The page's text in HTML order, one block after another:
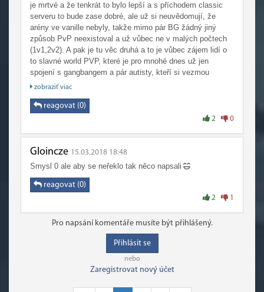
je mrtvé a že tenkrát to bylo lepší a s příchodem classic
serveru to bude zase dobré, ale už si neuvědomují, že
arény ve vanille nebyly, takže mimo pár BG žádný jiný
způsob PvP neexistoval a už vůbec ne v malých počtech
(1v1,2v2). A pak je tu věc druhá a to je vůbec zájem lidí o
to slavné world PVP, které je pro mnohé dnes už jen
spojení s gangbangem a pár autisty, kteří si vezmou
nejlepší 1v1 specy a pak vás hrdinsky přepadnou bez
hrdinové, kteří i přes to vše začnou prohrávat a rychle
začnou utíkat ke skupince jiných hráčů a doufají, že to pak
zobraziť viac
reagovat (0)
2 0
Gloincze 15.03.2018 18:48
Smysl 0 ale aby se neřeklo tak něco napsali
reagovat (0)
2 1
Pro napsání komentáře musíte být přihlášený.
Přihlásit se
nebo
Zaregistrovat nový účet